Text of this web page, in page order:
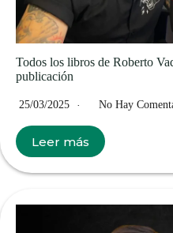
Todos los libros de Roberto
publicación
25/03/2025 No Hay
Leer más